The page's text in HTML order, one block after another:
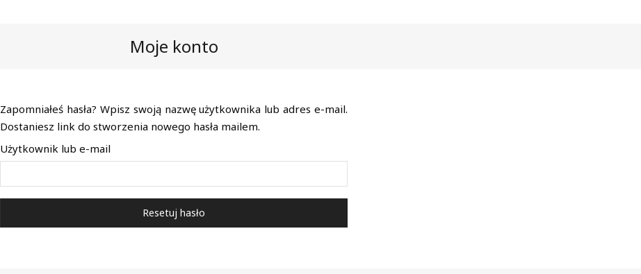
Moje konto
Zapomniałeś hasła? Wpisz swoją nazwę użytkownika lub adres e-mail.
Dostaniesz link do stworzenia nowego hasła mailem.
Użytkownik lub e-mail
Resetuj hasło